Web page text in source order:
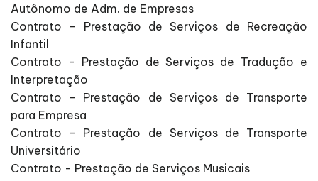
Autônomo de Adm. de Empresas
Contrato - Prestação de Serviços de Recreação
Infantil
Contrato - Prestação de Serviços de Tradução e
Interpretação
Contrato - Prestação de Serviços de Transporte
para Empresa
Contrato - Prestação de Serviços de Transporte
Universitário
Contrato - Prestação de Serviços Musicais